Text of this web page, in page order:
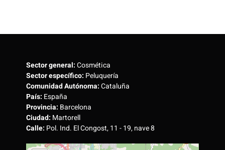
Sector general:Cosmética
Sector específico: Peluquería
Comunidad Autónoma:Cataluña
País: España
Provincia: Barcelona
Ciudad: Martorell
Calle: Pol. Ind. El Congost, 11 - 19, nave 8